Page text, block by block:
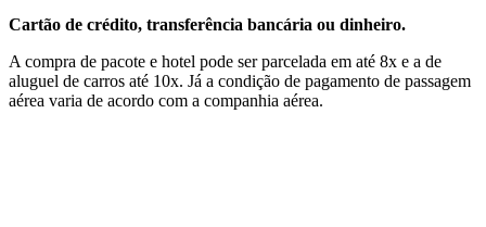
Cartão de crédito, transferência bancária ou dinheiro.
A compra de pacote e hotel pode ser parcelada em até 8x e a de
aluguel de carros até 10x. Já a condição de pagamento de passagem
aérea varia de acordo com a companhia aérea.